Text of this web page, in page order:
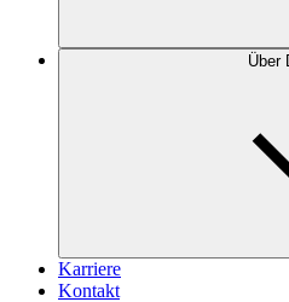
Über
Karriere
Kontakt